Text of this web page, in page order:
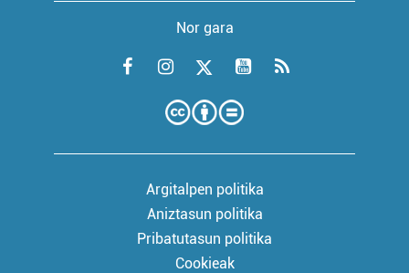
Nor gara
Argitalpen politika
Aniztasun politika
Pribatutasun politika
Cookieak